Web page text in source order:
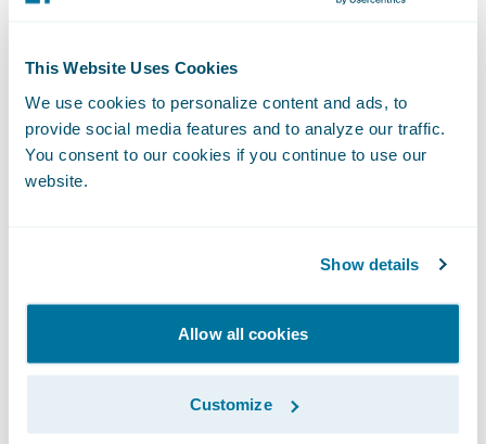
This Website Uses Cookies
We use cookies to personalize content and ads, to
provide social media features and to analyze our traffic.
You consent to our cookies if you continue to use our
website.
Show details
Allow all cookies
Customize
intelligence viennent parfaitement
compléter les systèmes métiers que nous
fournissons actuellement. »
Millbrook qui ont contribué à notre réussite,
ainsi que nos employés dévoués qui ont une
compréhension profonde de la gestion des
données de l’assurance IARD. Nous nous
réjouissons d’apporter notre technologie et
notre expertise à Guidewire, » a déclaré